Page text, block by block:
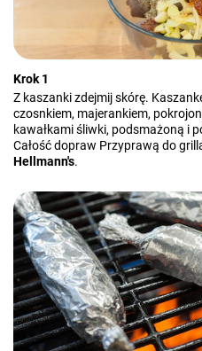
Krok 1
Z kaszanki zdejmij skórę.
czosnkiem, majerankiem,
kawałkami śliwki, podsmażoną i
Całość dopraw Przyprawą do
Hellmann's.